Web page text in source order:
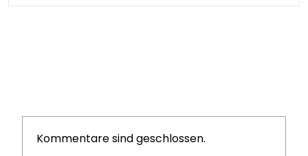
Kommentare sind geschlossen.